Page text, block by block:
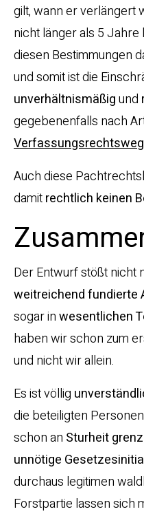
gilt, wann er verlängert
nicht länger als 5
diesen Bestimmungen
und somit ist die
unverhältnismäßigund
gegebenenfalls nach
Verfassungsrechtsweg
Auch diese
damitrechtlich keinen
Der Entwurf stößt nicht
weitreichend fundierte
sogar inwesentlichen
haben wir schon zum
und nicht wir allein.
Es ist völlig
die beteiligten
schon an Sturheit
unnötige
durchaus legitimen
Forstpartie lassen sich